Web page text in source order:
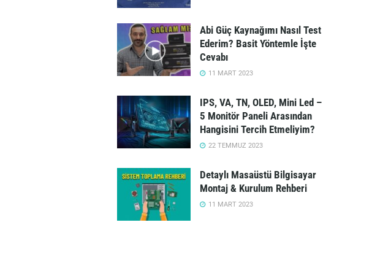
Abi Güç Kaynağımı Nasıl Test
Ederim? Basit Yöntemle İşte
Cevabı
11 MART 2023
IPS, VA, TN, OLED, Mini Led –
5 Monitör Paneli Arasından
Hangisini Tercih Etmeliyim?
22 TEMMUZ 2023
Detaylı Masaüstü Bilgisayar
Montaj & Kurulum Rehberi
11 MART 2023